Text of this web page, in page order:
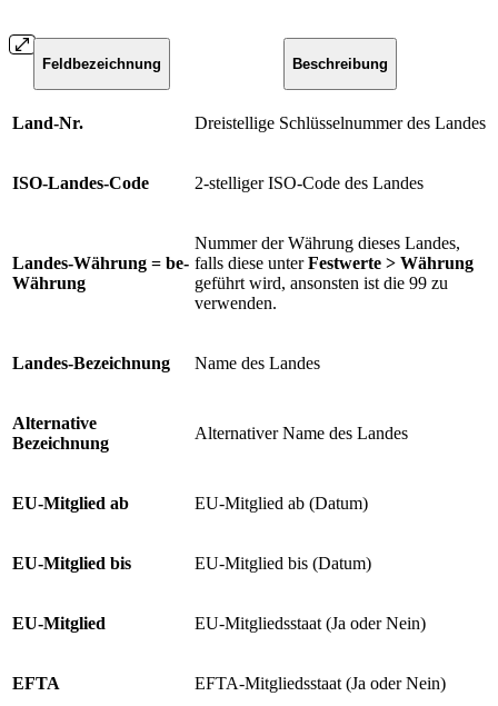
Feldbezeichnung Beschreibung
Land-Nr. Dreistellige Schlüsselnummer des Landes
ISO-Landes-Code 2-stelliger ISO-Code des Landes
Landes-Währung = be-
Währung
Nummer der Währung dieses Landes,
falls diese unterFestwerte > Währung
geführt wird, ansonsten ist die 99 zu
verwenden.
Landes-Bezeichnung Name des Landes
Alternative
Bezeichnung
Alternativer Name des Landes
EU-Mitglied ab EU-Mitglied ab (Datum)
EU-Mitglied bis EU-Mitglied bis (Datum)
EU-Mitglied EU-Mitgliedsstaat (Ja oder Nein)
EFTA EFTA-Mitgliedsstaat (Ja oder Nein)